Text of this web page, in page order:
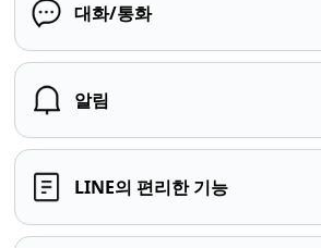
대화/통화
알림
LINE의 편리한 기능